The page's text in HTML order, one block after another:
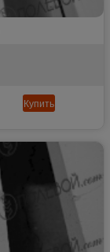
Купить